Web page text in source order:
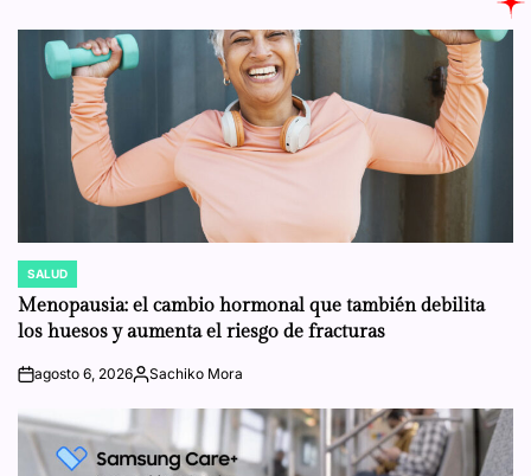
POSTED
IN
SALUD
Menopausia: el cambio hormonal que también debilita
los huesos y aumenta el riesgo de fracturas
onagosto 6, 2026Posted
Sachiko Mora